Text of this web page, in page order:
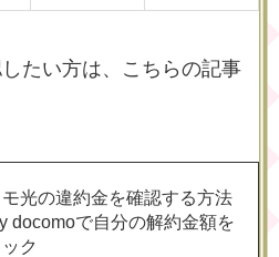
たい方は、こちらの記事
モ光の違約金を確認する方法
docomoで自分の解約金額を
ク